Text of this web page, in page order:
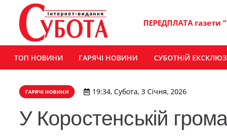
ПЕРЕДПЛАТА газети
ТОП НОВИНИ ГАРЯЧІ НОВИНИ СУБОТНІЙ
ГАРЯЧІ НОВИНИ 19:34, Субота, 3 Січня, 2026
У Коростенській